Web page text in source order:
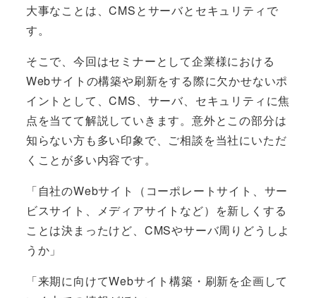
大事なことは、CMSとサーバとセキュリティで
す。
そこで、今回はセミナーとして企業様における
Webサイトの構築や刷新をする際に欠かせないポ
イントとして、CMS、サーバ、セキュリティに焦
点を当てて解説していきます。意外とこの部分は
知らない方も多い印象で、ご相談を当社にいただ
くことが多い内容です。
「自社のWebサイト（コーポレートサイト、サー
ビスサイト、メディアサイトなど）を新しくする
ことは決まったけど、CMSやサーバ周りどうしよ
うか」
「来期に向けてWebサイト構築・刷新を企画して